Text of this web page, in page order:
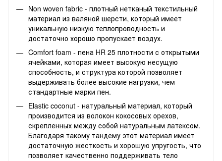
Non woven fabric - плотный нетканый текстильный
материал из валяной шерсти, который имеет
уникальную низкую теплопроводность и
достаточно хорошо пропускает воздух.
Comfort foam - пена HR 25 плотности с открытыми
ячейками, которая имеет высокую несущую
способность, и структура которой позволяет
выдерживать более высокие нагрузки, чем
стандартные марки пен.
Elastic coconut - натуральный материал, который
производится из волокон кокосовых орехов,
скрепленных между собой натуральным латексом.
Благодаря такому тандему этот материал имеет
достаточную жесткость и хорошую упругость, что
позволяет качественно поддерживать тело